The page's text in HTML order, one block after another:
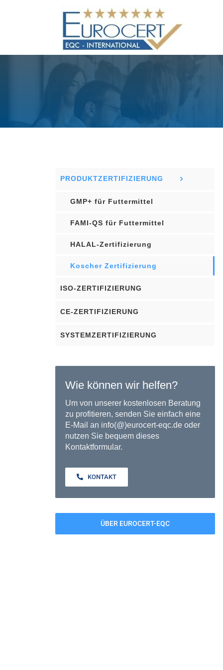
PRODUKTZERTIFIZIERUNG
GMP+ für Futtermittel
FAMI-QS für Futtermittel
HALAL-Zertifizierung
Koscher Zertifizierung
ISO-ZERTIFIZIERUNG
CE-ZERTIFIZIERUNG
SYSTEMZERTIFIZIERUNG
Wie können wir helfen?
Um von unserer kostenlosen Beratung
zu profitieren, senden Sie einfach eine
E-Mail an info(@)eurocert-eqc.de oder
nutzen Sie bequem dieses
Kontaktformular.
KONTAKT
ÜBER EUROCERT-EQC